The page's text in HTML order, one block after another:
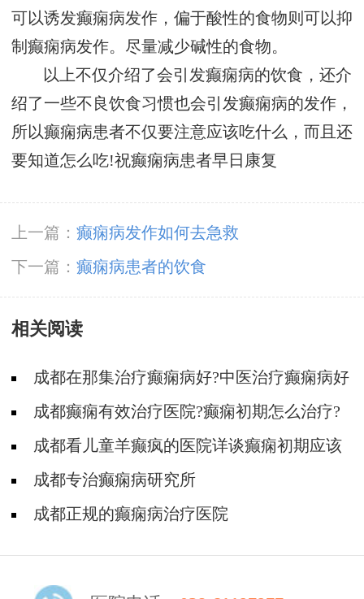
可以诱发癫痫病发作，偏于酸性的食物则可以抑
制癫痫病发作。尽量减少碱性的食物。
以上不仅介绍了会引发癫痫病的饮食，还介
绍了一些不良饮食习惯也会引发癫痫病的发作，
所以癫痫病患者不仅要注意应该吃什么，而且还
要知道怎么吃!祝癫痫病患者早日康复
上一篇： 癫痫病发作如何去急救
下一篇： 癫痫病患者的饮食
相关阅读
成都在那集治疗癫痫病好?中医治疗癫痫病好
吗?成都癫痫有效治疗医院?癫痫初期怎么治疗?
成都看儿童羊癫疯的医院详谈癫痫初期应该
怎么治疗?
成都专治癫痫病研究所
成都正规的癫痫病治疗医院